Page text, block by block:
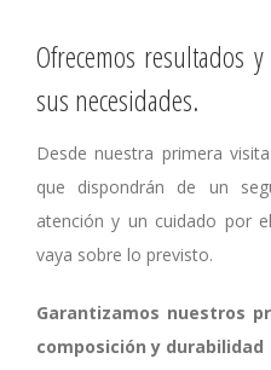
Ofrecemos resultados
sus necesidades.
Desde nuestra primera
que dispondrán de un
atención y un cuidado por
vaya sobre lo previsto.
Garantizamos nuestros
composición y durabilidad